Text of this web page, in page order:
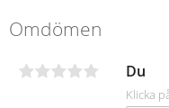
Omdömen
Du
Klicka